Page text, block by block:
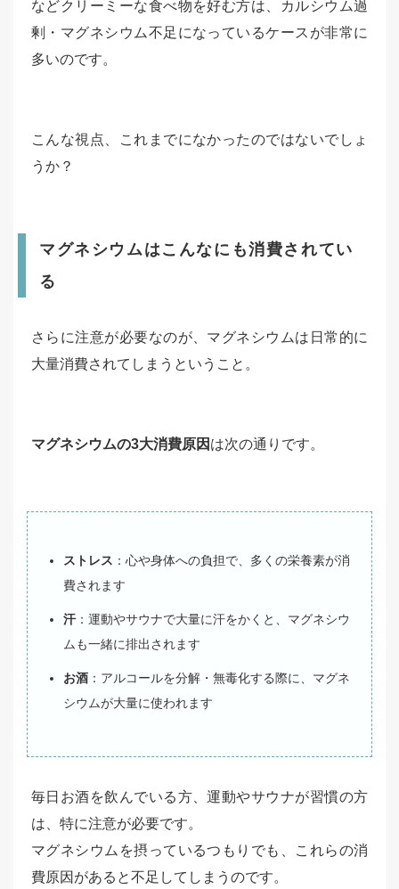
などクリーミーな食べ物を好む方は、カルシウム過
剰・マグネシウム不足になっているケースが非常に
多いのです。
こんな視点、これまでになかったのではないでしょ
うか？
マグネシウムはこんなにも消費されてい
る
さらに注意が必要なのが、マグネシウムは日常的に
大量消費されてしまうということ。
マグネシウムの3大消費原因 は次の通りです。
ストレス ：心や身体への負担で、多くの栄養素が消
費されます
汗 ：運動やサウナで大量に汗をかくと、マグネシウ
ムも一緒に排出されます
お酒 ：アルコールを分解・無毒化する際に、マグネ
シウムが大量に使われます
毎日お酒を飲んでいる方、運動やサウナが習慣の方
は、特に注意が必要です。
マグネシウムを摂っているつもりでも、これらの消
費原因があると不足してしまうのです。